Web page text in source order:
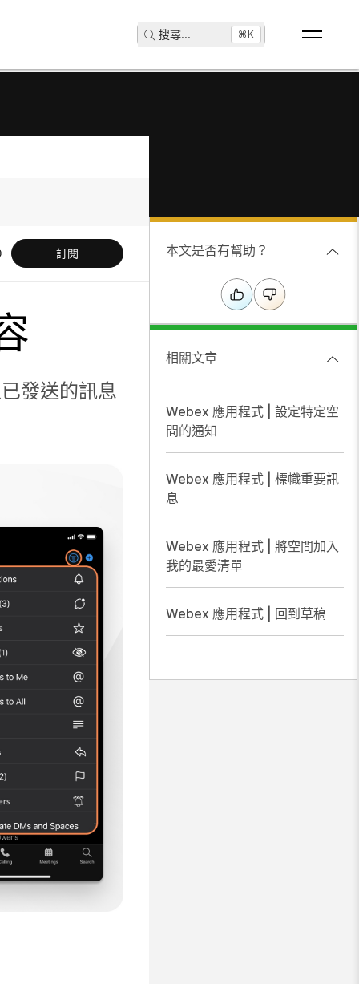
搜尋... ⌘K
訂閱
發送的訊息
本文是否有幫助？
相關文章
Webex 應用程式 | 設定特定空
間的通知
Webex 應用程式 | 標幟重要訊
息
Webex 應用程式 | 將空間加入
我的最愛清單
Webex 應用程式 | 回到草稿